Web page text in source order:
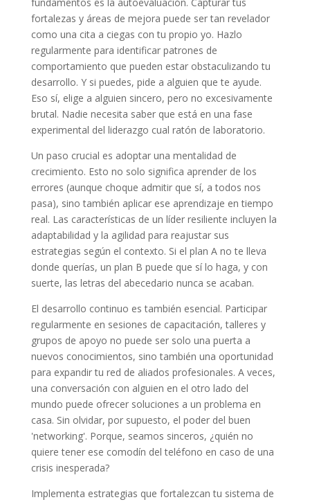
fortalezas y áreas de mejora puede ser tan revelador
como una cita a ciegas con tu propio yo. Hazlo
regularmente para identificar patrones de
comportamiento que pueden estar obstaculizando tu
desarrollo. Y si puedes, pide a alguien que te ayude.
Eso sí, elige a alguien sincero, pero no excesivamente
brutal. Nadie necesita saber que está en una fase
experimental del liderazgo cual ratón de laboratorio.
Un paso crucial es adoptar una mentalidad de
crecimiento. Esto no solo significa aprender de los
errores (aunque choque admitir que sí, a todos nos
pasa), sino también aplicar ese aprendizaje en tiempo
real. Las características de un líder resiliente incluyen la
adaptabilidad y la agilidad para reajustar sus
estrategias según el contexto. Si el plan A no te lleva
donde querías, un plan B puede que sí lo haga, y con
suerte, las letras del abecedario nunca se acaban.
El desarrollo continuo es también esencial. Participar
regularmente en sesiones de capacitación, talleres y
grupos de apoyo no puede ser solo una puerta a
nuevos conocimientos, sino también una oportunidad
para expandir tu red de aliados profesionales. A veces,
una conversación con alguien en el otro lado del
mundo puede ofrecer soluciones a un problema en
casa. Sin olvidar, por supuesto, el poder del buen
'networking'. Porque, seamos sinceros, ¿quién no
quiere tener ese comodín del teléfono en caso de una
crisis inesperada?
Implementa estrategias que fortalezcan tu sistema de